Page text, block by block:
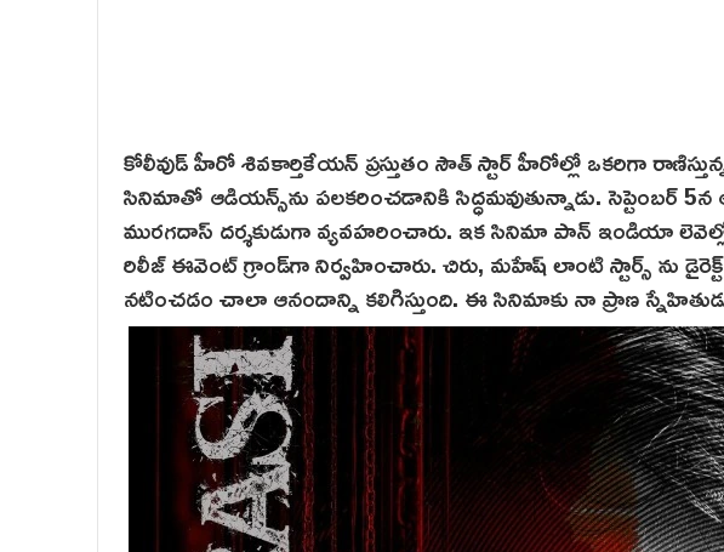
కోలీవుడ్ హీరో శివకార్తికేయన్ ప్రస్తుతం సౌత్ స్టార్ హీరోల్లో ఒకరిగా
సినిమాతో ఆడియన్స్‌ను పలకరించడానికి సిద్ధమవుతున్నాడు. సెప్టెంబర్
మురగదాస్ దర్శకుడుగా వ్యవహరించారు. ఇక సినిమా పాన్ ఇండియా
రిలీజ్ ఈవెంట్ గ్రాండ్‌గా నిర్వహించారు. చిరు, మహేష్ లాంటి స్టార్స్ ను
నటించడం చాలా ఆనందాన్ని కలిగిస్తుంది. ఈ సినిమాకు నా ప్రాణ